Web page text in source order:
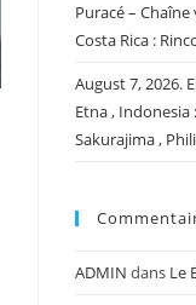
Puracé –
Costa Rica :
August 7, 2026.
Etna , Indonesia
Sakurajima ,
ADMIN dans Le